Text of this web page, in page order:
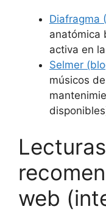
Diafragma
anatómica
activa en
Selmer
músicos
Lecturas
web